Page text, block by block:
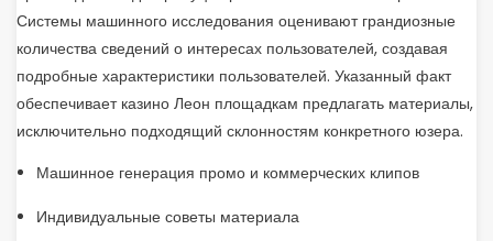
Системы машинного исследования оценивают грандиозные
количества сведений о интересах пользователей, создавая
подробные характеристики пользователей. Указанный факт
обеспечивает казино Леон площадкам предлагать материалы,
исключительно подходящий склонностям конкретного юзера.
Машинное генерация промо и коммерческих клипов
Индивидуальные советы материала